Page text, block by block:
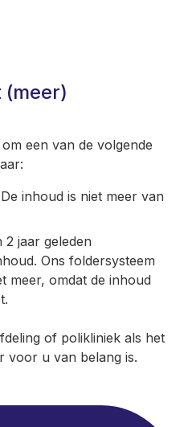
(meer)
een van de volgende
inhoud is niet meer van
2 jaar geleden
Ons foldersysteem
meer, omdat de inhoud
of polikliniek als het
voor u van belang is.